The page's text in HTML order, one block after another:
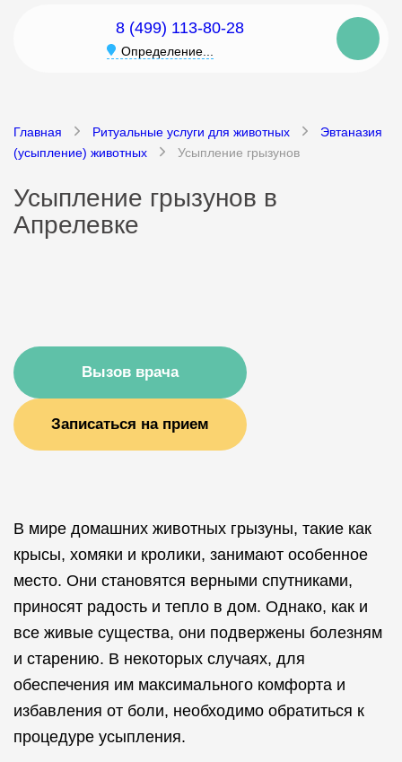
8 (499) 113-80-28
Определение...
Главная Ритуальные услуги для животных
Эвтаназия
(усыпление) животных
Усыпление грызунов
Усыпление грызунов в
Апрелевке
Вызов врача
Записаться на прием
В мире домашних животных грызуны, такие как
крысы, хомяки и кролики, занимают особенное
место. Они становятся верными спутниками,
приносят радость и тепло в дом. Однако, как и
все живые существа, они подвержены болезням
и старению. В некоторых случаях, для
обеспечения им максимального комфорта и
избавления от боли, необходимо обратиться к
процедуре усыпления.